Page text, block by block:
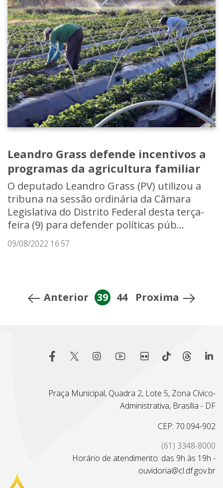
Leandro Grass defende incentivos a
programas da agricultura familiar
O deputado Leandro Grass (PV) utilizou a
tribuna na sessão ordinária da Câmara
Legislativa do Distrito Federal desta terça-
feira (9) para defender políticas púb...
09/08/2022 16:57
Anterior 39 44 Proxima
Praça Municipal, Quadra 2, Lote 5, Zona Cívico-
Administrativa, Brasília - DF
CEP: 70.094-902
(61) 3348-8000
Horário de atendimento: das 9h às 19h -
ouvidoria@cl.df.gov.br